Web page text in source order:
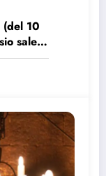
(del 10
sale a